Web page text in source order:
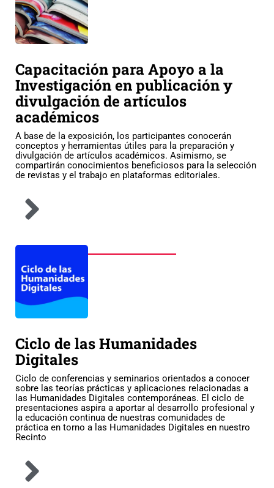
Capacitación para Apoyo a la
Investigación en publicación y
divulgación de artículos
académicos
A base de la exposición, los participantes conocerán
conceptos y herramientas útiles para la preparación y
divulgación de artículos académicos. Asimismo, se
compartirán conocimientos beneficiosos para la selección
de revistas y el trabajo en plataformas editoriales.
Ciclo de las Humanidades
Digitales
Ciclo de conferencias y seminarios orientados a conocer
sobre las teorías prácticas y aplicaciones relacionadas a
las Humanidades Digitales contemporáneas. El ciclo de
presentaciones aspira a aportar al desarrollo profesional y
la educación continua de nuestras comunidades de
práctica en torno a las Humanidades Digitales en nuestro
Recinto